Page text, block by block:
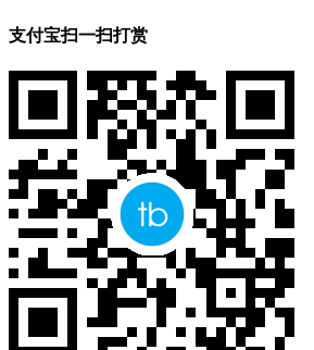
支付宝扫一扫打赏